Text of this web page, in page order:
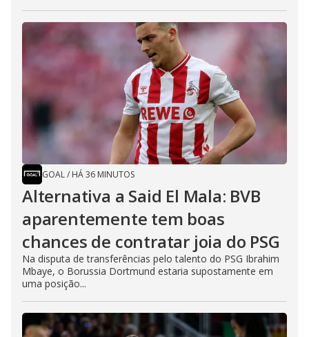
GOAL/ HÁ 36 MINUTOS
Alternativa a Said El Mala: BVB
aparentemente tem boas
chances de contratar joia do PSG
Na disputa de transferências pelo talento do PSG Ibrahim
Mbaye, o Borussia Dortmund estaria supostamente em
uma posição...